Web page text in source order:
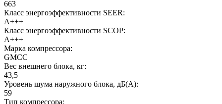
663
Класс энергоэффективности SEER:
A+++
Класс энергоэффективности SCOP:
A+++
Марка компрессора:
GMCC
Вес внешнего блока, кг:
43,5
Уровень шума наружного блока, дБ(А):
59
Тип компрессора: